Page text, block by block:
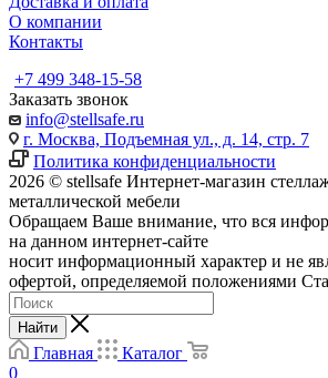
О компании
Контакты
+7 499 348-15-58
Заказать звонок
info@stellsafe.ru
г. Москва, Подъемная ул., д. 14, стр. 7
Политика конфиденциальности
2026 © stellsafe Интернет-магазин
металлической мебели
Обращаем Ваше внимание, что вся
на данном интернет-сайте
носит информационный характер и не
офертой, определяемой положениями
Найти
Главная
Каталог
0